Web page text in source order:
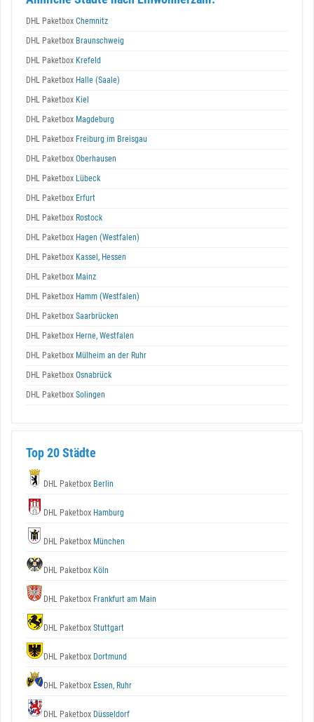
DHL Paketbox Chemnitz
DHL Paketbox Braunschweig
DHL Paketbox Krefeld
DHL Paketbox Halle (Saale)
DHL Paketbox Kiel
DHL Paketbox Magdeburg
DHL Paketbox Freiburg im Breisgau
DHL Paketbox Oberhausen
DHL Paketbox Lübeck
DHL Paketbox Erfurt
DHL Paketbox Rostock
DHL Paketbox Hagen (Westfalen)
DHL Paketbox Kassel, Hessen
DHL Paketbox Mainz
DHL Paketbox Hamm (Westfalen)
DHL Paketbox Saarbrücken
DHL Paketbox Herne, Westfalen
DHL Paketbox Mülheim an der Ruhr
DHL Paketbox Osnabrück
DHL Paketbox Solingen
Top 20 Städte
DHL Paketbox Berlin
DHL Paketbox Hamburg
DHL Paketbox München
DHL Paketbox Köln
DHL Paketbox Frankfurt am Main
DHL Paketbox Stuttgart
DHL Paketbox Dortmund
DHL Paketbox Essen, Ruhr
DHL Paketbox Düsseldorf